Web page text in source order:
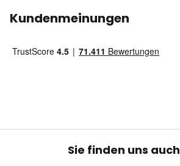
Kundenmeinungen
Sie finden uns